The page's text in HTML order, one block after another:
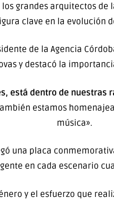
grandes arquitectos de
clave en la evolución
de la Agencia
y destacó la
está dentro de nuestras
estamos
música».
una placa
en cada escenario
y el esfuerzo que